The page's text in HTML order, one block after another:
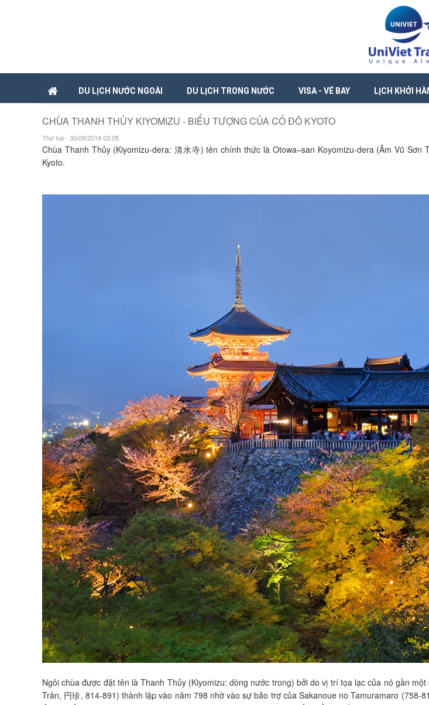
DU LỊCH NƯỚC NGOÀI DU LỊCH TRONG NƯỚC VISA - VÉ BAY LỊCH KHỞI
CHÙA THANH THỦY KIYOMIZU - BIỂU TƯỢNG CỦA CỐ ĐÔ KYOTO
Thứ hai - 30/09/2019 03:05
Chùa Thanh Thủy (Kiyomizu-dera: 清水寺) tên chính thức là Otowa–san Koyomizu-dera (Âm Vũ
Kyoto.
Ngôi chùa được đặt tên là Thanh Thủy (Kiyomizu: dòng nước trong) bởi do vị trí tọa lạc của nó gần
Trân, 円珍, 814-891) thành lập vào năm 798 nhờ vào sự bảo trợ của Sakanoue no Tamuramaro